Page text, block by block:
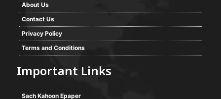
About Us
Contact Us
Privacy Policy
Terms and Conditions
Important Links
Sach Kahoon Epaper